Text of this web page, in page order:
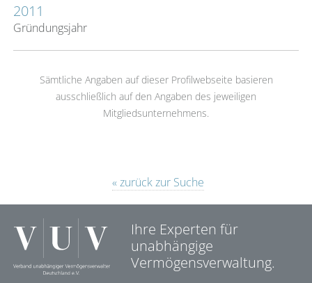
2011
Gründungsjahr
Sämtliche Angaben auf dieser Profilwebseite basieren
ausschließlich auf den Angaben des jeweiligen
Mitgliedsunternehmens.
« zurück zur Suche
Ihre Experten für
unabhängige
Vermögensverwaltung.